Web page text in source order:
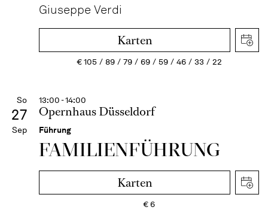
Giuseppe Verdi
Karten
€105 89 79 69 59 46 33 22
So
27
Sep
13:00 - 14:00
Opernhaus Düsseldorf
Führung
FAMI­LIEN­FÜH­RUNG
Karten
€6